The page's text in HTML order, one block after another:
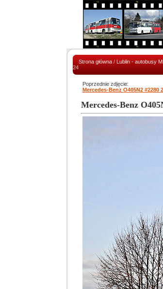
Strona główna/ Lublin - autobusy
24
Poprzednie zdjęcie:
Mercedes-Benz O405N2 #2280
Mercedes-Benz